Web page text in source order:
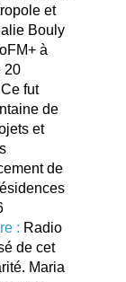
et
Bouly
à
20
fut
de
et
de
: Radio
de cet
Maria